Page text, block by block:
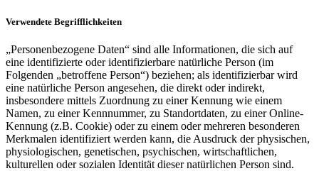
Verwendete Begrifflichkeiten
„Personenbezogene Daten“ sind alle Informationen, die sich auf
eine identifizierte oder identifizierbare natürliche Person (im
Folgenden „betroffene Person“) beziehen; als identifizierbar wird
eine natürliche Person angesehen, die direkt oder indirekt,
insbesondere mittels Zuordnung zu einer Kennung wie einem
Namen, zu einer Kennnummer, zu Standortdaten, zu einer Online-
Kennung (z.B. Cookie) oder zu einem oder mehreren besonderen
Merkmalen identifiziert werden kann, die Ausdruck der physischen,
physiologischen, genetischen, psychischen, wirtschaftlichen,
kulturellen oder sozialen Identität dieser natürlichen Person sind.